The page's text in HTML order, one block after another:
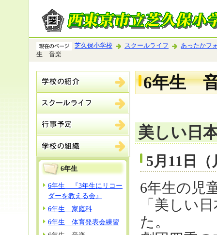
芝久保小学校 スクールライフ
あったかフ
生 音楽
6年生
6年生 『3年生にリコー
ダーを教える会』
6年生 家庭科
6年生 体育発表会練習
6年生
美しい日
5月11日
6年生の児
「美しい
た。